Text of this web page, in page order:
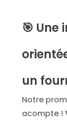
🎯 Une
un
Notre
acompte !